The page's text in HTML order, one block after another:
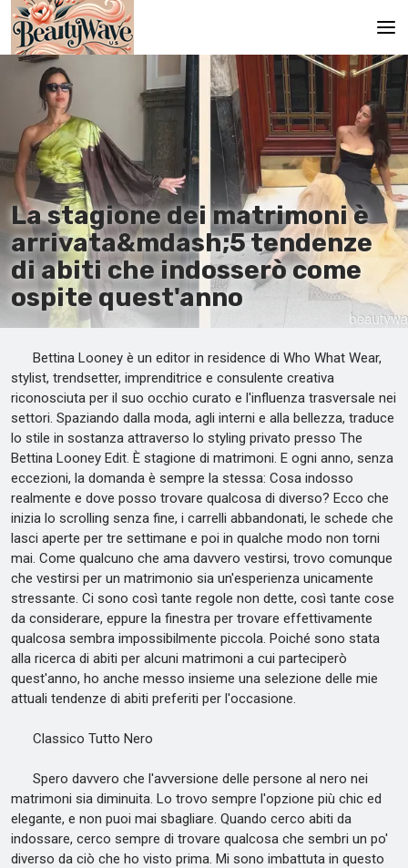
Pagina principale
En
Es
Ru
It
De
La stagione dei matrimoni è
arrivata&mdash;5 tendenze
di abiti che indosserò come
ospite quest'anno
Bettina Looney è un editor in residence di Who What Wear,
stylist, trendsetter, imprenditrice e consulente creativa
riconosciuta per il suo occhio curato e l'influenza trasversale nei
settori. Spaziando dalla moda, agli interni e alla bellezza, traduce
lo stile in sostanza attraverso lo styling privato presso The
Bettina Looney Edit. È stagione di matrimoni. E ogni anno, senza
eccezioni, la domanda è sempre la stessa: Cosa indosso
realmente e dove posso trovare qualcosa di diverso? Ecco che
inizia lo scrolling senza fine, i carrelli abbandonati, le schede che
lasci aperte per tre settimane e poi in qualche modo non torni
mai. Come qualcuno che ama davvero vestirsi, trovo comunque
che vestirsi per un matrimonio sia un'esperienza unicamente
stressante. Ci sono così tante regole non dette, così tante cose
da considerare, eppure la finestra per trovare effettivamente
qualcosa sembra impossibilmente piccola. Poiché sono stata
alla ricerca di abiti per alcuni matrimoni a cui parteciperò
quest'anno, ho anche messo insieme una selezione delle mie
attuali tendenze di abiti preferiti per l'occasione.
Classico Tutto Nero
Spero davvero che l'avversione delle persone al nero nei
matrimoni sia diminuita. Lo trovo sempre l'opzione più chic ed
elegante, e non puoi mai sbagliare. Quando cerco abiti da
indossare, cerco sempre di trovare qualcosa che sembri un po'
diverso da ciò che ho visto prima. Mi sono imbattuta in questo